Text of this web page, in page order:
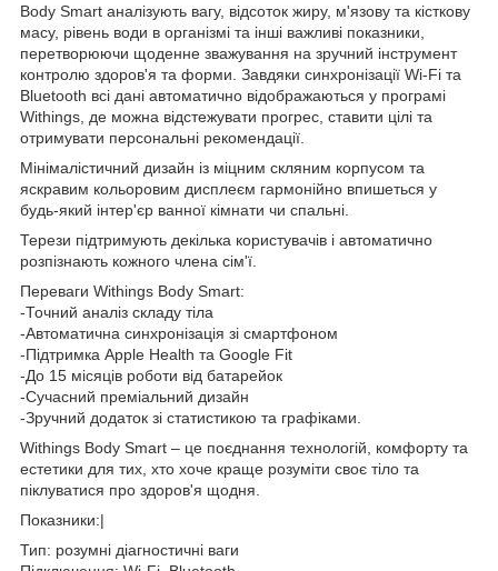
Body Smart аналізують вагу, відсоток жиру, м'язову та кісткову
масу, рівень води в організмі та інші важливі показники,
перетворюючи щоденне зважування на зручний інструмент
контролю здоров'я та форми. Завдяки синхронізації Wi-Fi та
Bluetooth всі дані автоматично відображаються у програмі
Withings, де можна відстежувати прогрес, ставити цілі та
отримувати персональні рекомендації.
Мінімалістичний дизайн із міцним скляним корпусом та
яскравим кольоровим дисплеєм гармонійно впишеться у
будь-який інтер'єр ванної кімнати чи спальні.
Терези підтримують декілька користувачів і автоматично
розпізнають кожного члена сім'ї.
Переваги Withings Body Smart:
-Точний аналіз складу тіла
-Автоматична синхронізація зі смартфоном
-Підтримка Apple Health та Google Fit
-До 15 місяців роботи від батарейок
-Сучасний преміальний дизайн
-Зручний додаток зі статистикою та графіками.
Withings Body Smart – це поєднання технологій, комфорту та
естетики для тих, хто хоче краще розуміти своє тіло та
піклуватися про здоров'я щодня.
Показники:|
Тип: розумні діагностичні ваги